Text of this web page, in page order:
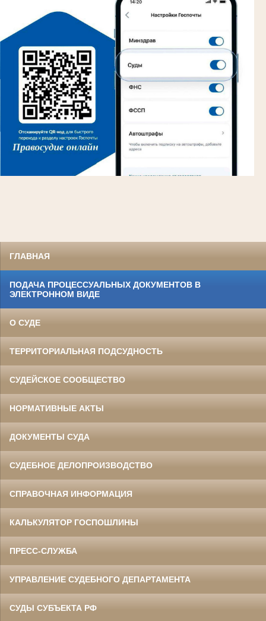
ГЛАВНАЯ
ПОДАЧА ПРОЦЕССУАЛЬНЫХ ДОКУМЕНТОВ В
ЭЛЕКТРОННОМ ВИДЕ
О СУДЕ
ТЕРРИТОРИАЛЬНАЯ ПОДСУДНОСТЬ
СУДЕЙСКОЕ СООБЩЕСТВО
НОРМАТИВНЫЕ АКТЫ
ДОКУМЕНТЫ СУДА
СУДЕБНОЕ ДЕЛОПРОИЗВОДСТВО
СПРАВОЧНАЯ ИНФОРМАЦИЯ
КАЛЬКУЛЯТОР ГОСПОШЛИНЫ
ПРЕСС-СЛУЖБА
УПРАВЛЕНИЕ СУДЕБНОГО ДЕПАРТАМЕНТА
СУДЫ СУБЪЕКТА РФ